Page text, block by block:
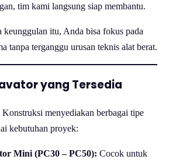
tim kami langsung siap membantu.
keunggulan itu, Anda bisa fokus pada
tanpa terganggu urusan teknis alat berat.
yang Tersedia
menyediakan berbagai tipe
kebutuhan proyek:
Mini (PC30 – PC50): Cocok untuk